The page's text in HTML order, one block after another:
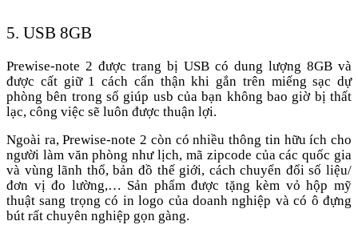
5. USB 8GB
Prewise-note 2 được trang bị USB có dung lượng 8GB và
được cất giữ 1 cách cẩn thận khi gắn trên miếng sạc dự
phòng bên trong sổ giúp usb của bạn không bao giờ bị thất
lạc, công việc sẽ luôn được thuận lợi.
Ngoài ra, Prewise-note 2 còn có nhiều thông tin hữu ích cho
người làm văn phòng như lịch, mã zipcode của các quốc gia
và vùng lãnh thổ, bản đồ thế giới, cách chuyển đổi số liệu/
đơn vị đo lường,… Sản phẩm được tặng kèm vỏ hộp mỹ
thuật sang trọng có in logo của doanh nghiệp và có ô đựng
bút rất chuyên nghiệp gọn gàng.